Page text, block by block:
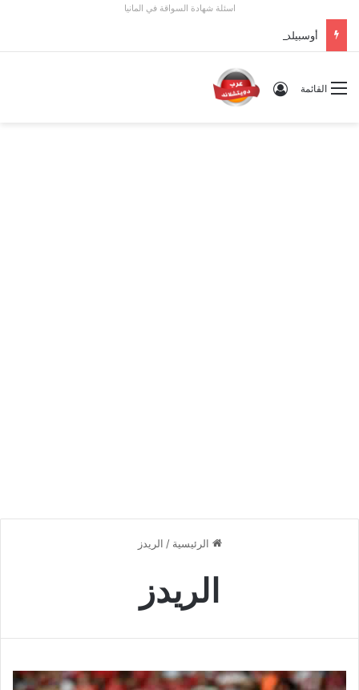
اسئلة شهادة السواقة في المانيا
أوسبيلدونغ تبريد مراكز البيانات في ألمانيا 2026: الأجور والشروط
القائمة تسجيل الدخول
الرئيسية / الريدز
الريدز